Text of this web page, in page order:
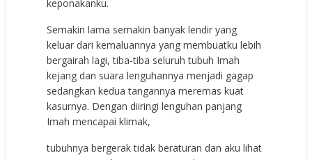
keponakanku.
Semakin lama semakin banyak lendir yang
keluar dari kemaluannya yang membuatku lebih
bergairah lagi, tiba-tiba seluruh tubuh Imah
kejang dan suara lenguhannya menjadi gagap
sedangkan kedua tangannya meremas kuat
kasurnya. Dengan diiringi lenguhan panjang
Imah mencapai klimak,
tubuhnya bergerak tidak beraturan dan aku lihat